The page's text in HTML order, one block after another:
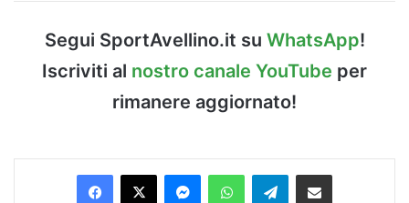
Segui SportAvellino.it su WhatsApp!
Iscriviti al nostro canale YouTube per
rimanere aggiornato!
Facebook
X MessengerWhatsAppTelegramCondividi via Email